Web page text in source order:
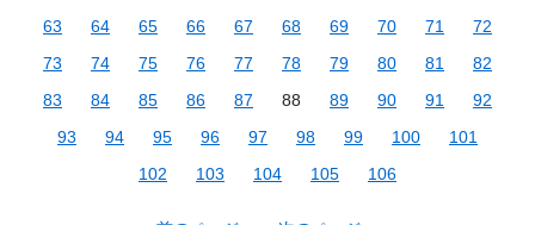
63
64 65 66 67 68 69 70 71
72
73
74 75 76 77 78 79 80 81
82
83
84 85 86 87 88 89 90 91
92
93
94 95 96 97 98 99 100
101
102
103 104 105 106